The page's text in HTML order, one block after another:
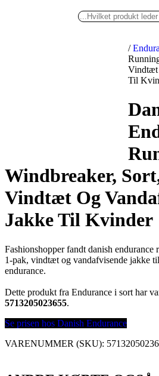
/
Vindtæt
Til
Windbreaker,
Vindtæt Og
Jakke Til Kvinder
Fashionshopper fandt danish endurance
1-pak, vindtæt og vandafvisende jakke
endurance.
Dette produkt fra Endurance i sort har
5713205023655.
Se prisen hos Danish Endurance
VARENUMMER (SKU):